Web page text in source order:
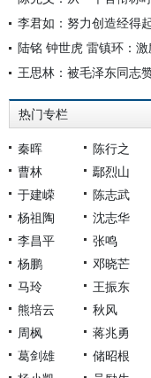
李君如：努力创造经得
陆铭 钟世虎 雷镇环：
王思林：被毛泽东同志
热门专栏
秦晖 陈行之
曹林
鄢烈山
于建嵘
陈志武
杨祖陶
沈志华
李昌平
张鸣
杨鹏
邓晓芒
马玲
王振东
熊培云
秋风
周枫
蒋兆勇
葛剑雄
储昭根